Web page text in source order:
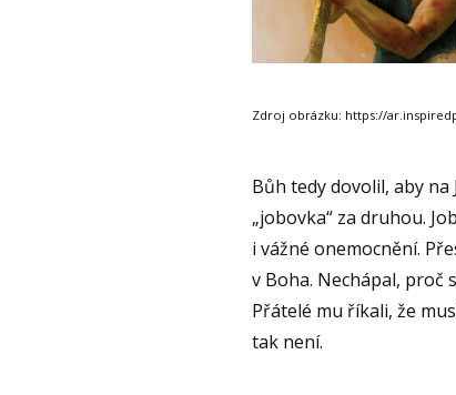
Zdroj obrázku: https://
Bůh tedy dovolil, aby
„jobovka“ za druhou.
i vážné onemocnění.
v Boha. Nechápal, proč
Přátelé mu říkali, že
tak není.